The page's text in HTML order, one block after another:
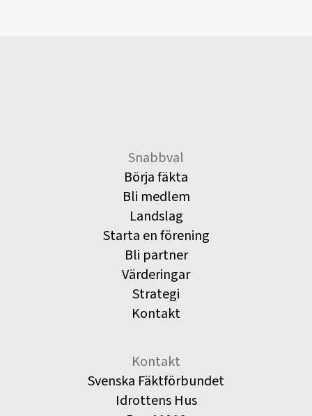
Snabbval
Börja fäkta
Bli medlem
Landslag
Starta en förening
Bli partner
Värderingar
Strategi
Kontakt
Kontakt
Svenska Fäktförbundet
Idrottens Hus